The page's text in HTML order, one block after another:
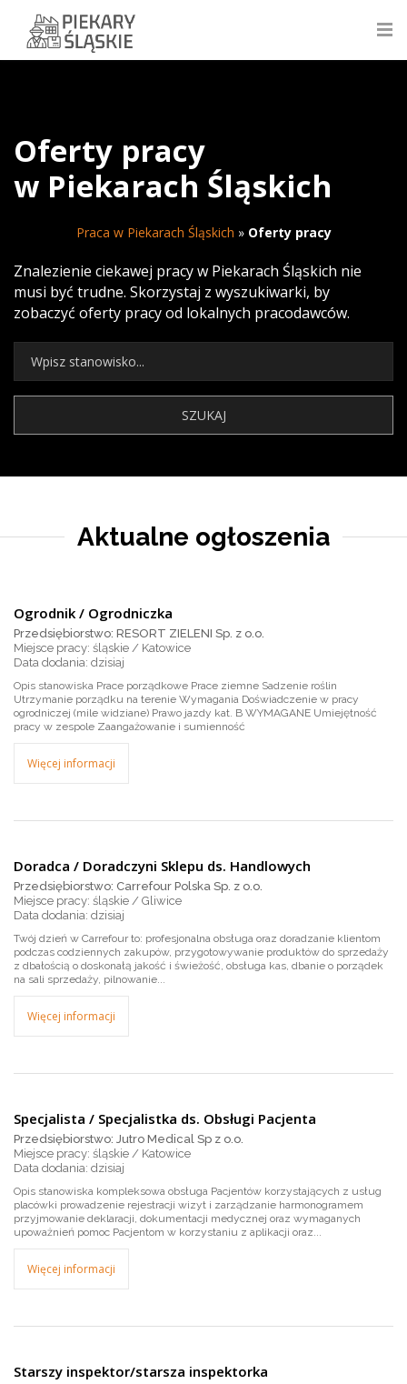
Oferty pracy
w Piekarach Śląskich
Praca w Piekarach Śląskich » Oferty pracy
Znalezienie ciekawej pracy w Piekarach Śląskich nie
musi być trudne. Skorzystaj z wyszukiwarki, by
zobaczyć oferty pracy od lokalnych pracodawców.
Aktualne ogłoszenia
Ogrodnik / Ogrodniczka
Przedsiębiorstwo: RESORT ZIELENI Sp. z o.o.
Miejsce pracy: śląskie / Katowice
dzisiaj
Opis stanowiska Prace porządkowe Prace ziemne Sadzenie roślin
Utrzymanie porządku na terenie Wymagania Doświadczenie w pracy
ogrodniczej (mile widziane) Prawo jazdy kat. B WYMAGANE Umiejętność
pracy w zespole Zaangażowanie i sumienność
Więcej informacji
Doradca / Doradczyni Sklepu ds. Handlowych
Przedsiębiorstwo: Carrefour Polska Sp. z o.o.
Miejsce pracy: śląskie / Gliwice
dzisiaj
Twój dzień w Carrefour to: profesjonalna obsługa oraz doradzanie klientom
podczas codziennych zakupów, przygotowywanie produktów do sprzedaży
z dbałością o doskonałą jakość i świeżość, obsługa kas, dbanie o porządek
na sali sprzedaży, pilnowanie...
Więcej informacji
Specjalista / Specjalistka ds. Obsługi Pacjenta
Przedsiębiorstwo: Jutro Medical Sp z o.o.
Miejsce pracy: śląskie / Katowice
dzisiaj
Opis stanowiska kompleksowa obsługa Pacjentów korzystających z usług
placówki prowadzenie rejestracji wizyt i zarządzanie harmonogramem
przyjmowanie deklaracji, dokumentacji medycznej oraz wymaganych
upoważnień pomoc Pacjentom w korzystaniu z aplikacji oraz...
Więcej informacji
Starszy inspektor/starsza inspektorka